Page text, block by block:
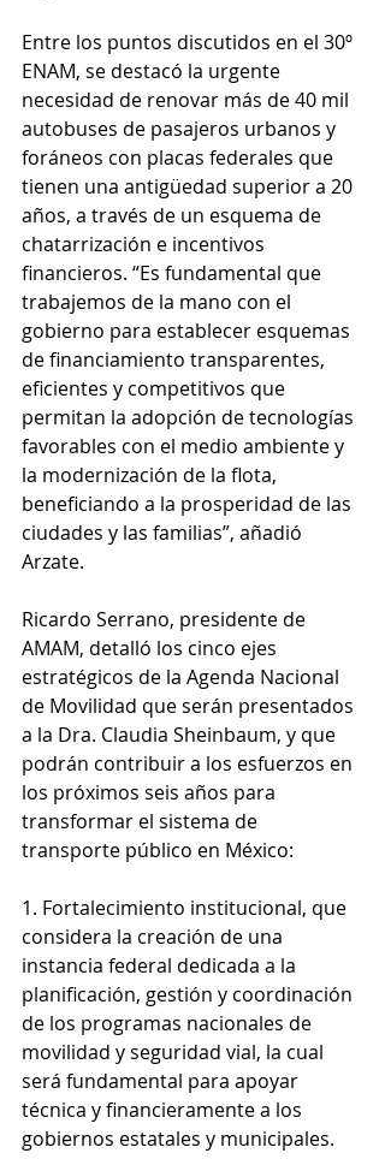
Entre los puntos discutidos en el 30º
ENAM, se destacó la urgente
necesidad de renovar más de 40 mil
autobuses de pasajeros urbanos y
foráneos con placas federales que
tienen una antigüedad superior a 20
años, a través de un esquema de
chatarrización e incentivos
financieros. “Es fundamental que
trabajemos de la mano con el
gobierno para establecer esquemas
de financiamiento transparentes,
eficientes y competitivos que
permitan la adopción de tecnologías
favorables con el medio ambiente y
la modernización de la flota,
beneficiando a la prosperidad de las
ciudades y las familias”, añadió
Arzate.
Ricardo Serrano, presidente de
AMAM, detalló los cinco ejes
estratégicos de la Agenda Nacional
de Movilidad que serán presentados
a la Dra. Claudia Sheinbaum, y que
podrán contribuir a los esfuerzos en
los próximos seis años para
transformar el sistema de
transporte público en México:
1. Fortalecimiento institucional, que
considera la creación de una
instancia federal dedicada a la
planificación, gestión y coordinación
de los programas nacionales de
movilidad y seguridad vial, la cual
será fundamental para apoyar
técnica y financieramente a los
gobiernos estatales y municipales.